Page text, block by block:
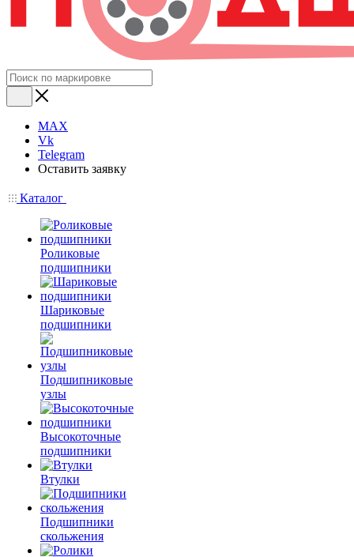
MAX
Vk
Telegram
Оставить заявку
Каталог
Роликовые
подшипники
Шариковые
подшипники
Подшипниковые
узлы
Высокоточные
подшипники
Втулки
Подшипники
скольжения